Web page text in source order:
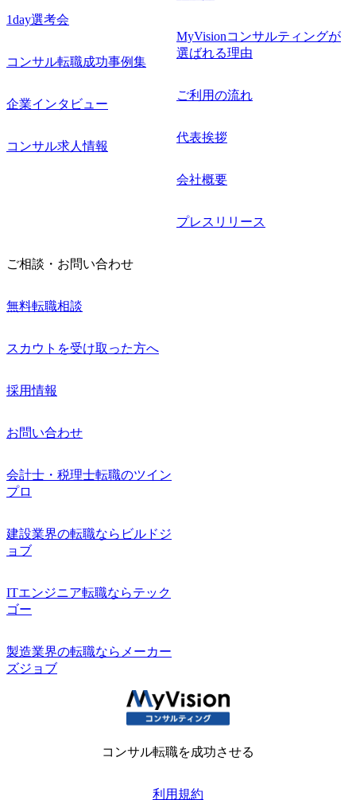
1day選考会
コンサル転職成功事例集
企業インタビュー
コンサル求人情報
MyVisionコンサルティングが
選ばれる理由
ご利用の流れ
代表挨拶
会社概要
プレスリリース
ご相談・お問い合わせ
無料転職相談
スカウトを受け取った方へ
採用情報
お問い合わせ
会計士・税理士転職のツイン
プロ
建設業界の転職ならビルドジ
ョブ
ITエンジニア転職ならテック
ゴー
製造業界の転職ならメーカー
ズジョブ
コンサル転職を成功させる
利用規約